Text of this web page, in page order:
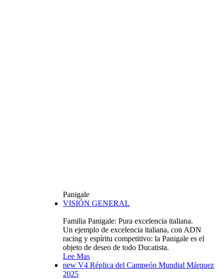
Panigale
VISIÓN GENERAL
Familia Panigale: Pura excelencia italiana.
Un ejemplo de excelencia italiana, con ADN
racing y espíritu competitivo: la Panigale es el
objeto de deseo de todo Ducatista.
Lee Mas
new V4 Réplica del Campeón Mundial Márquez
2025